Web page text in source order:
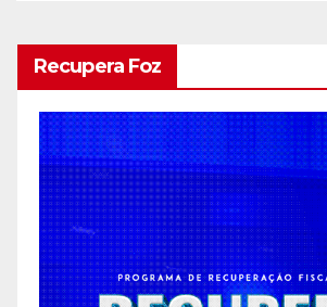
Recupera Foz